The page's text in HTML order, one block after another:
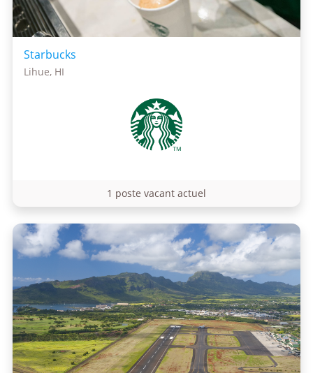
Starbucks
Lihue, HI
1 poste vacant actuel